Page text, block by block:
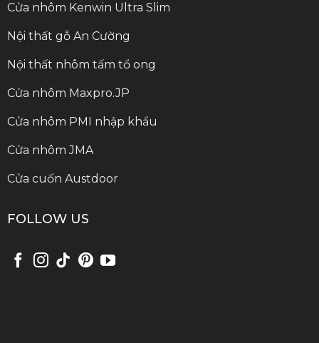
Cửa nhôm Kenwin Ultra Slim
Nội thất gỗ An Cường
Nội thất nhôm tấm tổ ong
Cửa nhôm Maxpro.JP
Cửa nhôm PMI nhập khẩu
Cửa nhôm JMA
Cửa cuốn Austdoor
FOLLOW US